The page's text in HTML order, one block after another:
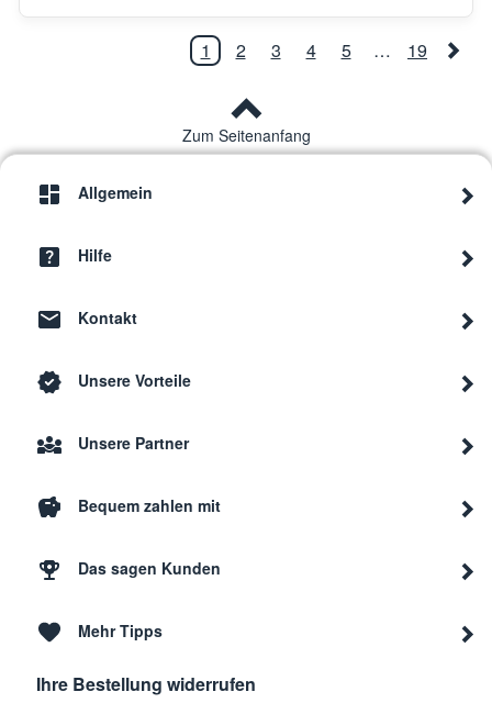
1 2 3 4 5 … 19
Zum Seitenanfang
Allgemein
Hilfe
Kontakt
Unsere Vorteile
Unsere Partner
Bequem zahlen mit
Das sagen Kunden
Mehr Tipps
Ihre Bestellung widerrufen